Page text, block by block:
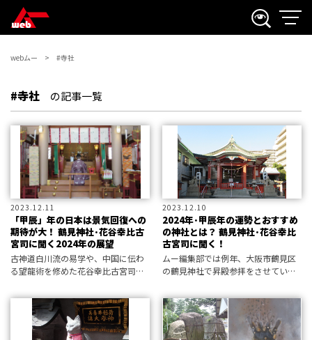
webムー #寺社
#寺社 の記事一覧
2023.12.11
「甲辰」年の日本は景気回復への
期待が大！ 鶴見神社･花谷幸比古
宮司に聞く2024年の展望
古神道白川流の易学や、中国に伝わ
る望龍術を修めた花谷幸比古宮司
いてお話をうかがう第2弾。今回は、
開運のコツや社会情勢についてお聞
きした。
2023.12.10
2024年･甲辰年の運勢とおすすめ
の神社とは？ 鶴見神社･花谷幸比
古宮司に聞く！
ムー編集部では例年、大阪市鶴見区
の鶴見神社で昇殿参拝をさせていた
宮司に取材し、新年の動向について
お話をうかがっている。古神道白川
流の易学や、中国に伝わる望龍術を
修めた